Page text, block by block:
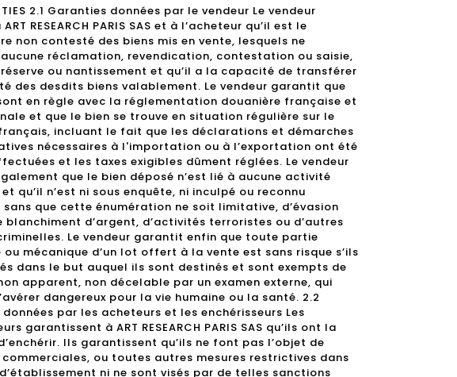
2.1 Garanties données par le vendeur Le vendeur
RESEARCH PARIS SAS et à l’acheteur qu’il est le
non contesté des biens mis en vente, lesquels ne
réclamation, revendication, contestation ou saisie,
ou nantissement et qu’il a la capacité de transférer
des desdits biens valablement. Le vendeur garantit que
en règle avec la réglementation douanière française et
et que le bien se trouve en situation régulière sur le
incluant le fait que les déclarations et démarches
nécessaires à l'importation ou à l’exportation ont été
et les taxes exigibles dûment réglées. Le vendeur
que le bien déposé n’est lié à aucune activité
qu’il n’est ni sous enquête, ni inculpé ou reconnu
que cette énumération ne soit limitative, d’évasion
blanchiment d’argent, d’activités terroristes ou d’autres
Le vendeur garantit enfin que toute partie
mécanique d’un lot offert à la vente est sans risque s’ils
dans le but auquel ils sont destinés et sont exempts de
apparent, non décelable par un examen externe, qui
dangereux pour la vie humaine ou la santé. 2.2
par les acheteurs et les enchérisseurs Les
garantissent à ART RESEARCH PARIS SAS qu’ils ont la
Ils garantissent qu’ils ne font pas l’objet de
ou toutes autres mesures restrictives dans
ni ne sont visés par de telles sanctions